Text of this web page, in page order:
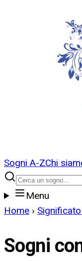
Sogni A-ZChi
Menu
Home ›
Sogni